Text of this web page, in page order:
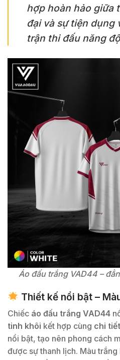
hợp hoàn hảo giữa
đại và sự tiện dụng
trận thi đấu năng
Áo đấu trắng VAD44 –
Thiết kế nổi bật –
Chiếc áo đấu trắng VAD44
tinh khôi kết hợp cùng chi
nổi bật, tạo nên phong cách
được sự thanh lịch. Màu